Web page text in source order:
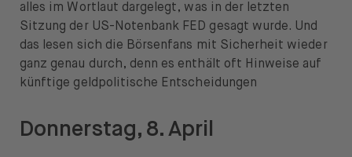
alles im Wortlaut dargelegt, was in der letzten
Sitzung der US-Notenbank FED gesagt wurde. Und
das lesen sich die Börsenfans mit Sicherheit wieder
ganz genau durch, denn es enthält oft Hinweise auf
künftige geldpolitische Entscheidungen
Donnerstag, 8. April